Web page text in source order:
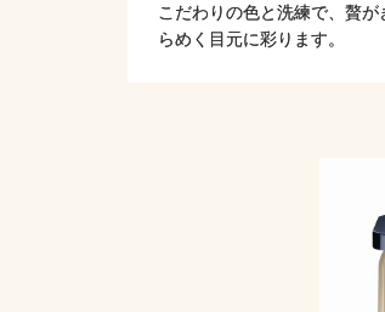
こだわりの色と洗練で、贅が
らめく目元に彩ります。